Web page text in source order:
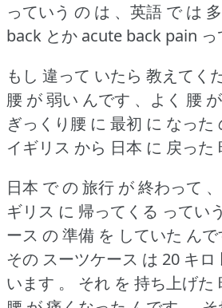
っていう の は 、英語 で は
back とか acute back pain っ
もし 違って いたら 教えてく
腰 が 弱い んです 、よく 腰
ぎっくり腰 に 最初 に なった
イギリス から 日本 に 戻った
日本 で の 旅行 が 終わって
ギリス に 帰ってくる ってい
ース の 準備 を していた んで
その スーツケース は 20 キ
います 。
それ を 持ち上げた